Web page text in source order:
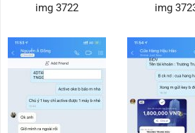
img 3722 img